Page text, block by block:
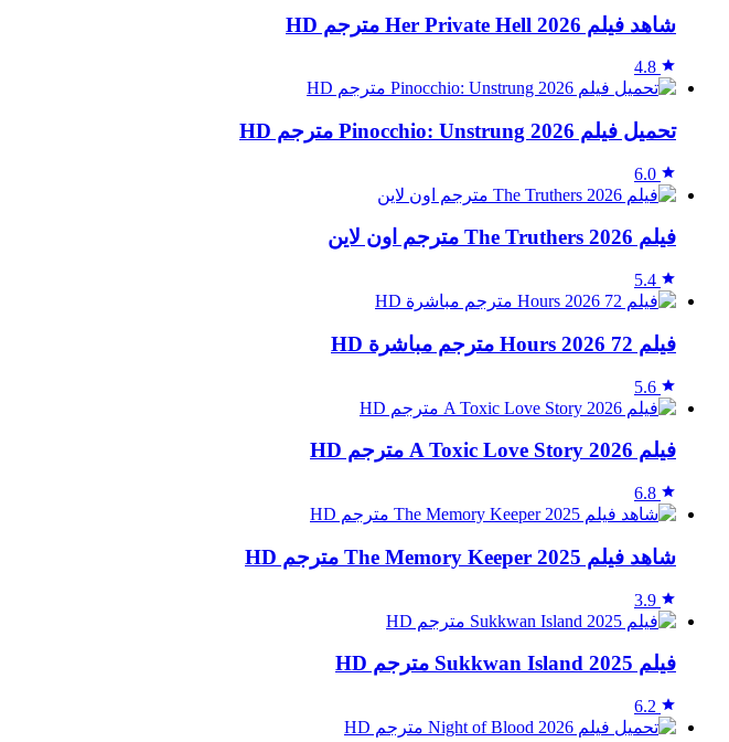
شاهد فيلم Her Private Hell 2026 مترجم HD
4.8
تحميل فيلم Pinocchio: Unstrung 2026 مترجم HD
6.0
فيلم The Truthers 2026 مترجم اون لاين
5.4
فيلم 72 Hours 2026 مترجم مباشرة HD
5.6
فيلم A Toxic Love Story 2026 مترجم HD
6.8
شاهد فيلم The Memory Keeper 2025 مترجم HD
3.9
فيلم Sukkwan Island 2025 مترجم HD
6.2